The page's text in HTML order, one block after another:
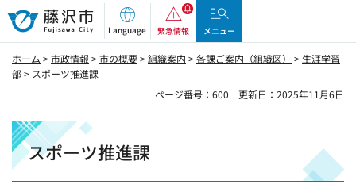
藤沢市
Language 緊急情報 メニュー
ホーム >市政情報 >市の概要>組織案内 >各課ご案内（組織図） >生涯学習
部> スポーツ推進課
ページ番号：600
更新日：2025年11月6日
スポーツ推進課